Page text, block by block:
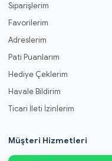
Siparişlerim
Favorilerim
Adreslerim
Pati Puanlarım
Hediye Çeklerim
Havale Bildirim
Ticari İleti İzinlerim
Müşteri Hizmetleri